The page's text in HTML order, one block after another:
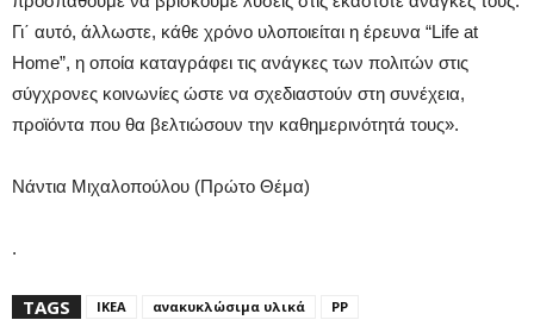
Γι΄ αυτό, άλλωστε, κάθε χρόνο υλοποιείται η έρευνα “Life at
Home”, η οποία καταγράφει τις ανάγκες των πολιτών στις
σύγχρονες κοινωνίες ώστε να σχεδιαστούν στη συνέχεια,
προϊόντα που θα βελτιώσουν την καθημερινότητά τους».
Nάντια Μιχαλοπούλου (Πρώτο Θέμα)
.
TAGS IKEA ανακυκλώσιμα υλικά PP